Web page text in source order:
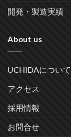
開発・製造実績
About us
UCHIDAについて
アクセス
採用情報
お問合せ